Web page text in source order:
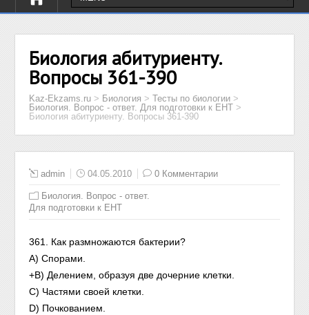
Биология абитуриенту.
Вопросы 361-390
Kaz-Ekzams.ru > Биология >Тесты по биологии >
Биология. Вопрос - ответ. Для подготовки к ЕНТ >
Биология абитуриенту. Вопросы 361-390
admin 04.05.2010 0 Комментарии
Биология. Вопрос - ответ.
Для подготовки к ЕНТ
361. Как размножаются бактерии?
А) Спорами.
+В) Делением, образуя две дочерние клетки.
С) Частями своей клетки.
D) Почкованием.